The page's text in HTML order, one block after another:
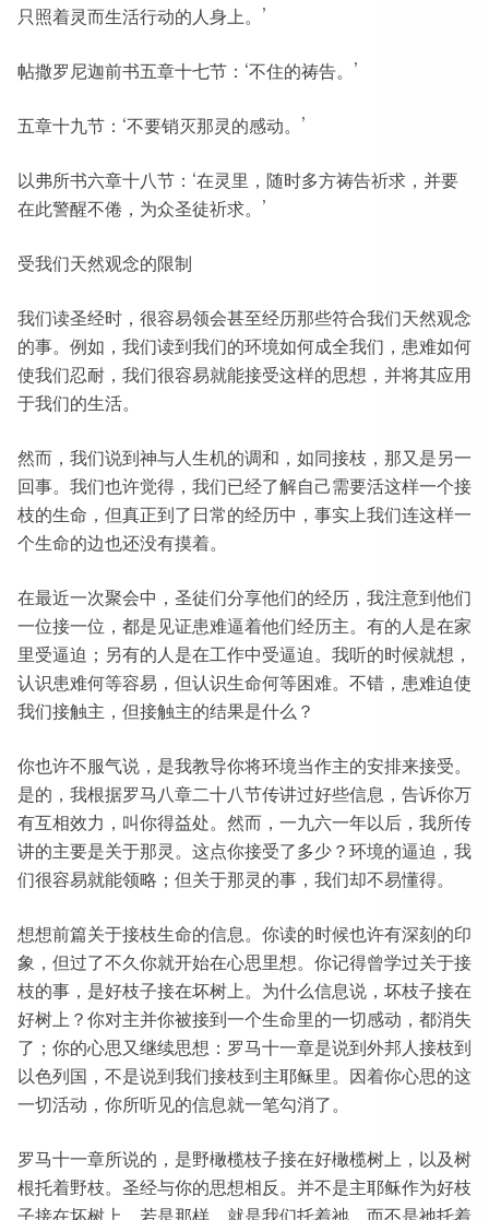
只照着灵而生活行动的人身上。’
帖撒罗尼迦前书五章十七节：‘不住的祷告。’
五章十九节：‘不要销灭那灵的感动。’
以弗所书六章十八节：‘在灵里，随时多方祷告祈求，并要
在此警醒不倦，为众圣徒祈求。’
受我们天然观念的限制
我们读圣经时，很容易领会甚至经历那些符合我们天然观念
的事。例如，我们读到我们的环境如何成全我们，患难如何
使我们忍耐，我们很容易就能接受这样的思想，并将其应用
于我们的生活。
然而，我们说到神与人生机的调和，如同接枝，那又是另一
回事。我们也许觉得，我们已经了解自己需要活这样一个接
枝的生命，但真正到了日常的经历中，事实上我们连这样一
个生命的边也还没有摸着。
在最近一次聚会中，圣徒们分享他们的经历，我注意到他们
一位接一位，都是见证患难逼着他们经历主。有的人是在家
里受逼迫；另有的人是在工作中受逼迫。我听的时候就想，
认识患难何等容易，但认识生命何等困难。不错，患难迫使
我们接触主，但接触主的结果是什么？
你也许不服气说，是我教导你将环境当作主的安排来接受。
是的，我根据罗马八章二十八节传讲过好些信息，告诉你万
有互相效力，叫你得益处。然而，一九六一年以后，我所传
讲的主要是关于那灵。这点你接受了多少？环境的逼迫，我
们很容易就能领略；但关于那灵的事，我们却不易懂得。
想想前篇关于接枝生命的信息。你读的时候也许有深刻的印
象，但过了不久你就开始在心思里想。你记得曾学过关于接
枝的事，是好枝子接在坏树上。为什么信息说，坏枝子接在
好树上？你对主并你被接到一个生命里的一切感动，都消失
了；你的心思又继续思想：罗马十一章是说到外邦人接枝到
以色列国，不是说到我们接枝到主耶稣里。因着你心思的这
一切活动，你所听见的信息就一笔勾消了。
罗马十一章所说的，是野橄榄枝子接在好橄榄树上，以及树
根托着野枝。圣经与你的思想相反。并不是主耶稣作为好枝
子接在坏树上。若是那样，就是我们托着祂，而不是祂托着